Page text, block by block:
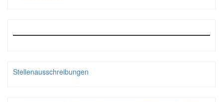
Stellenausschreibungen